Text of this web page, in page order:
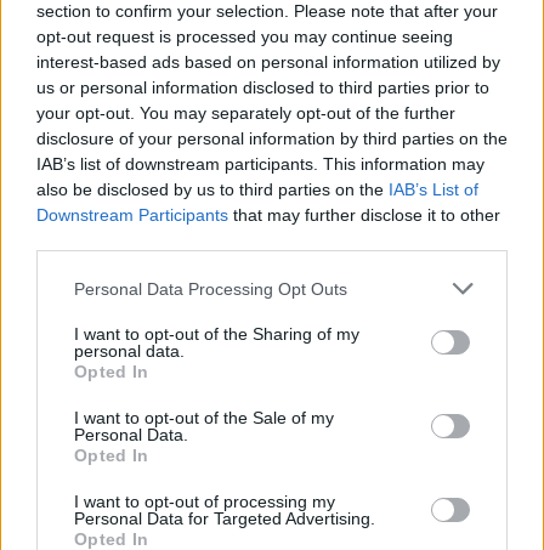
section to confirm your selection. Please note that after your
opt-out request is processed you may continue seeing
interest-based ads based on personal information utilized by
us or personal information disclosed to third parties prior to
your opt-out. You may separately opt-out of the further
disclosure of your personal information by third parties on the
IAB’s list of downstream participants. This information may
also be disclosed by us to third parties on the IAB’s List of
Downstream Participants that may further disclose it to other
Please note that this website/app uses one or more Google
not limited to your visit or usage behaviour. You may click to
grant or deny consent to Google and its third-party tags to
use your data for below specified purposes in below Google
consent section.
Personal Data Processing Opt Outs
I want to opt-out of the Sharing of my
personal data.
Opted In
I want to opt-out of the Sale of my
Personal Data.
Opted In
I want to opt-out of processing my
Personal Data for Targeted Advertising.
Opted In
Marco Tessari · 3 Ago 2026
NEWS